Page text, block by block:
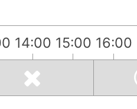
14:00 15:00 16:00